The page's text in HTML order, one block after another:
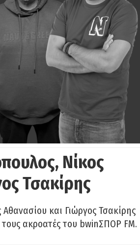
Νίκος
Τσακίρης
και Γιώργος Τσακίρης
ακροατές του bwinΣΠΟΡ FM.